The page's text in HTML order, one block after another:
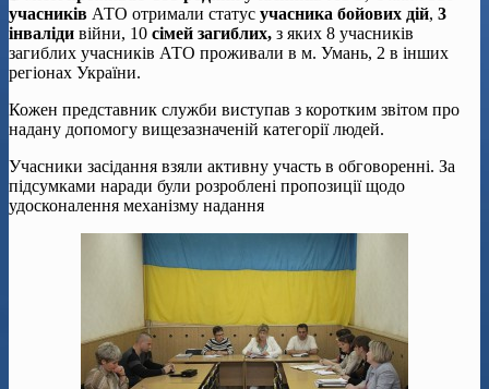
учасників АТО отримали статус учасника бойових дій, 3
інваліди війни, 10 сімей загиблих, з яких 8 учасників
загиблих учасників АТО проживали в м. Умань, 2 в інших
регіонах України.
Кожен представник служби виступав з коротким звітом про
надану допомогу вищезазначеній категорії людей.
Учасники засідання взяли активну участь в обговоренні. За
підсумками наради були розроблені пропозиції щодо
удосконалення механізму надання